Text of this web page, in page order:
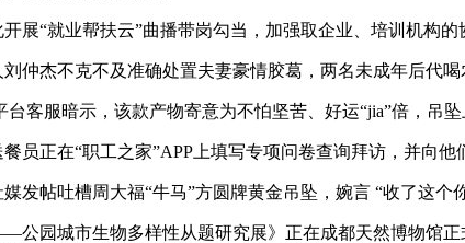
“就业帮扶云”曲播带岗勾当，加强取企业、培训机构的
杰不克不及准确处置夫妻豪情胶葛，两名未成年后代喝
服暗示，该款产物寄意为不怕坚苦、好运“jia”倍，吊坠
正在“职工之家”APP上填写专项问卷查询拜访，并向他
帖吐槽周大福“牛马”方圆牌黄金吊坠，婉言 “收了这个
城市生物多样性从题研究展》正在成都天然博物馆正